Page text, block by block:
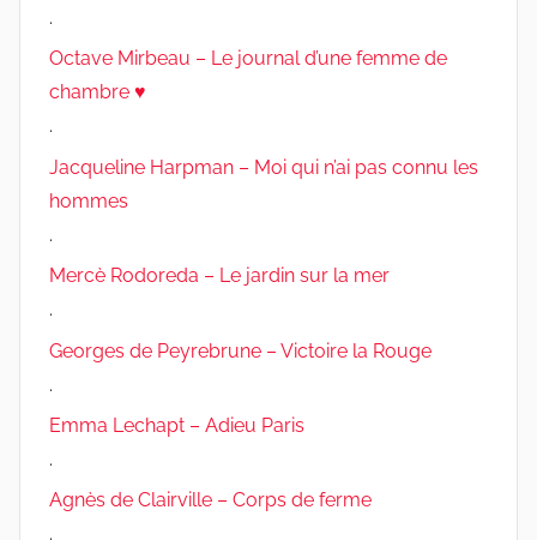
.
Octave Mirbeau – Le journal d’une femme de
chambre ♥
.
Jacqueline Harpman – Moi qui n’ai pas connu les
hommes
.
Mercè Rodoreda – Le jardin sur la mer
.
Georges de Peyrebrune – Victoire la Rouge
.
Emma Lechapt – Adieu Paris
.
Agnès de Clairville – Corps de ferme
.